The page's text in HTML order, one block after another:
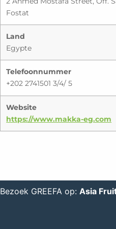
Fostat
Land
Egypte
Telefoonnummer
+202 2741501 3/4/ 5
Website
https://www.makka-eg.com
Bezoek GREEFA op: Asia